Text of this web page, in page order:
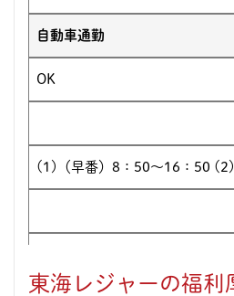
自動車通勤
OK
(1)（早番）8：50～16：50
東海レジャーの福利